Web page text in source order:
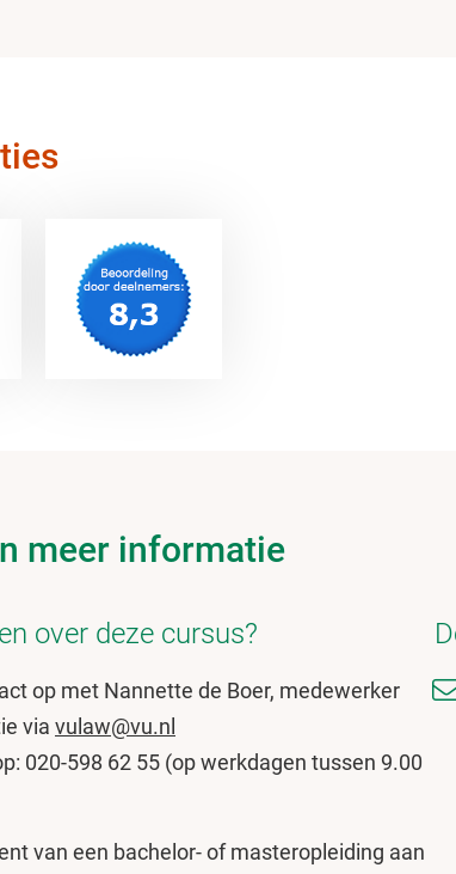
meer informatie
over deze cursus?
op met Nannette de Boer, medewerker
via vulaw@vu.nl
020-598 62 55 (op werkdagen tussen 9.00
van een bachelor- of masteropleiding aan